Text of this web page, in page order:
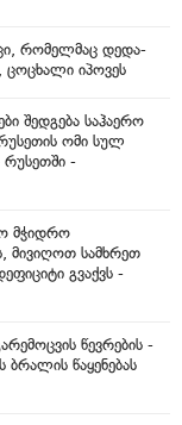
რომელმაც დედა-
ცოცხალი იპოვეს
შედგება საჰაერო
ომი სულ
რუსეთში -
მჭიდრო
მივიღოთ სამხრეთ
გვაქვს -
წევრების -
წაყენებას